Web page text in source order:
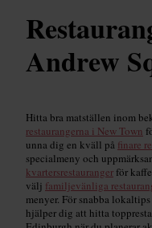
Andrew
Hitta bra matställen inom
restaurangerna i New Town
unna dig en kväll på finare
specialmeny och
kvartersrestauranger för
välj familjevänliga
menyer. För snabba
hjälper dig att hitta